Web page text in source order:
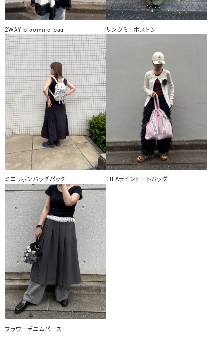
2WAY blooming bag リングミニボストン
ミニリボンバッグパック FILAライントートバッグ
フラワーデニムパース